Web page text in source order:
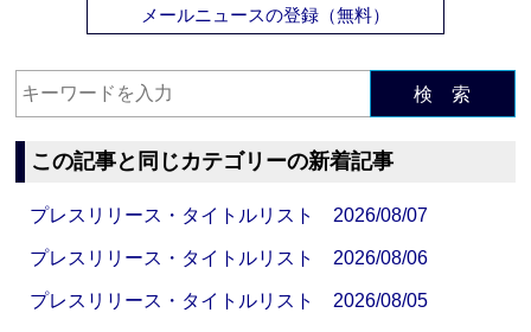
メールニュースの登録（無料）
検 索
この記事と同じカテゴリーの新着記事
プレスリリース・タイトルリスト 2026/08/07
プレスリリース・タイトルリスト 2026/08/06
プレスリリース・タイトルリスト 2026/08/05